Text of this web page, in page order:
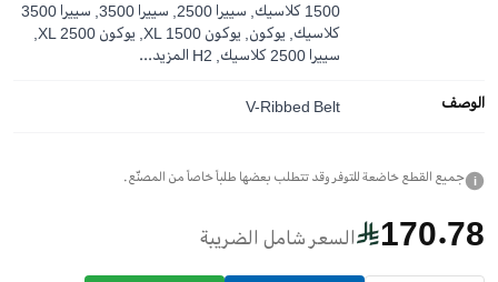
1500 كلاسيك, سييرا 2500, سييرا 3500, سييرا 3500
سييرا 2500 كلاسيك, H2
المزيد...
الوصف V-Ribbed Belt
i جميع القطع خاضعة للتوفر وقد تتطلب بعضها طلباً خاصاً من المصنّع.
170.78 السعر شامل الضريبة